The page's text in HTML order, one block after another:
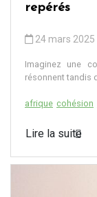
repérés
24 mars 2025
Imaginez une
résonnent tandis
afrique cohésion
Lire la suite